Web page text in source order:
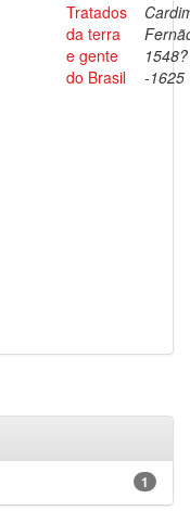
Tratados
da terra
e gente
do Brasil
1548?
-1625
1